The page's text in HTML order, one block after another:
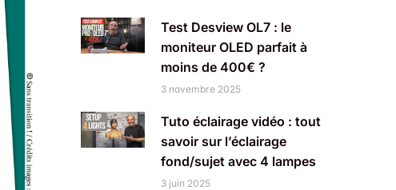
Test Desview OL7 : le
moniteur OLED parfait à
moins de 400€ ?
3 novembre 2025
Tuto éclairage vidéo : tout
savoir sur l’éclairage
fond/sujet avec 4 lampes
3 juin 2025